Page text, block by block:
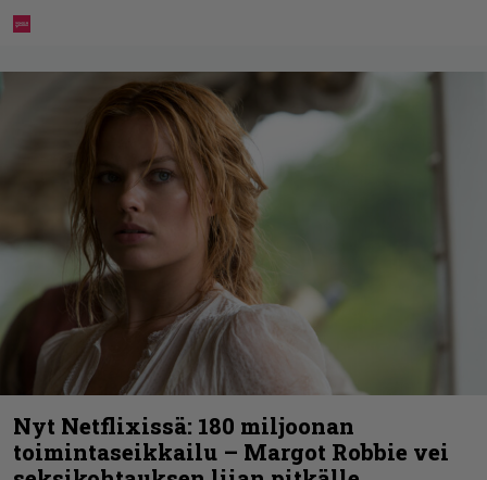
Nyt Netflixissä: 180 miljoonan
toimintaseikkailu – Margot Robbie vei